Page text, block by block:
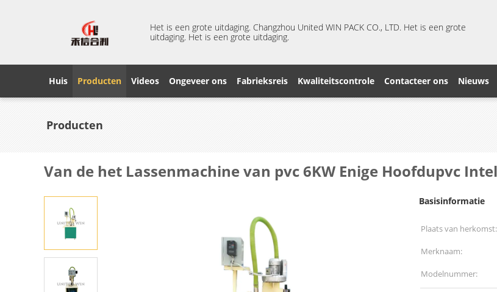
Het is een grote uitdaging. Changzhou United WIN PACK CO., LTD. Het is een grote
uitdaging. Het is een grote uitdaging.
Huis Producten Videos Ongeveer ons Fabrieksreis Kwaliteitscontrole Contacteer ons Nieuws
Producten
Van de het Lassenmachine van pvc 6KW Enige Hoofdupvc
Basisinformatie
Plaats van herkomst:
Merknaam:
Modelnummer: